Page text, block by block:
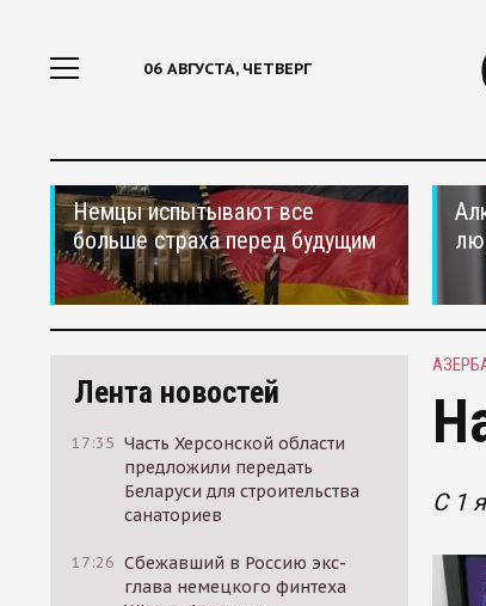
06 АВГУСТА, ЧЕТВЕРГ
Немцы испытывают все
больше страха перед будущим
Лента новостей
17:35 Часть Херсонской области
предложили передать
Беларуси для строительства
санаториев
17:26 Сбежавший в Россию экс-
глава немецкого финтеха
С 1